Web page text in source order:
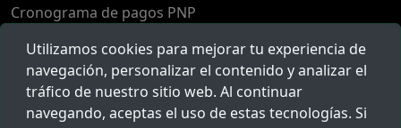
Cronograma de pagos PNP
Escuela de Policía
Ascenso PNP
Todo
Utilizamos cookies para mejorar tu experiencia de
navegación, personalizar el contenido y analizar el
tráfico de nuestro sitio web. Al continuar
navegando, aceptas el uso de estas tecnologías. Si